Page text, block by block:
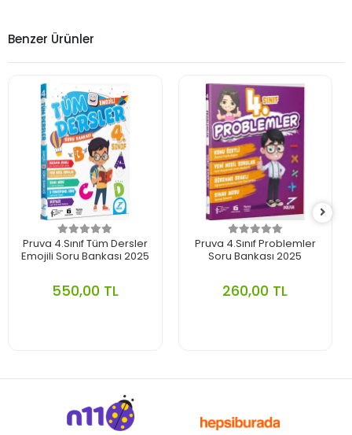
Benzer Ürünler
Pruva 4.Sınıf Tüm Dersler
Emojili Soru Bankası 2025
550,00 TL
Pruva 4.Sınıf Problemler
Soru Bankası 2025
260,00 TL